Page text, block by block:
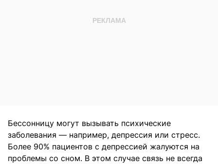
Бессонницу могут вызывать психические
заболевания — например, депрессия или стресс.
Более 90% пациентов с депрессией жалуются на
проблемы со сном. В этом случае связь не всегда